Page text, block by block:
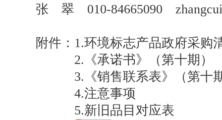
张 翠 010-84665090
附件：1.环境标志产品政府采购
2.《承诺书》（第十期）
3.《销售联系表》（第十
4.注意事项
5.新旧品目对应表